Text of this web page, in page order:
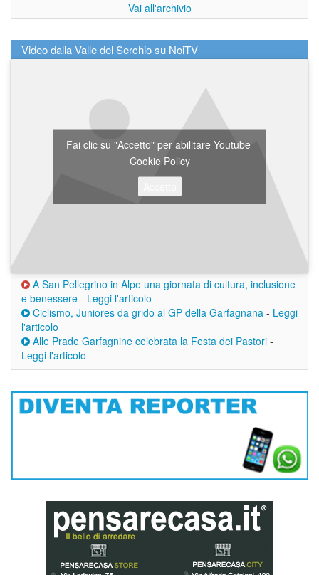
Vai all'archivio
Video dalla Valle del Serchio su NoiTV
Fai clic su "Accetto" per abilitare Youtube
Cookie Policy
A San Pellegrino in Alpe una giornata di cultura, inclusione
e benessere - Leggi l'articolo
Ciclismo, Juniores da grido al GP della Garfagnana - Leggi
l'articolo
Alle Prade Garfagnine celebrata la Festa dei Pastori -
Leggi l'articolo